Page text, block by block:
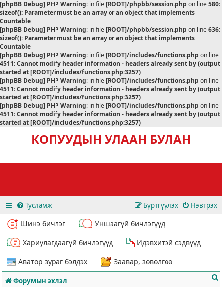
[phpBB Debug] PHP Warning: in file[ROOT]/phpbb/session.php on line580:
sizeof(): Parameter must be an array or an object that implements
Countable
[phpBB Debug] PHP Warning: in file[ROOT]/phpbb/session.php on line636:
sizeof(): Parameter must be an array or an object that implements
Countable
[phpBB Debug] PHP Warning: in file[ROOT]/includes/functions.php on line
4511:Cannot modify header information - headers already sent by (output
started at [ROOT]/includes/functions.php:3257)
[phpBB Debug] PHP Warning: in file[ROOT]/includes/functions.php on line
4511:Cannot modify header information - headers already sent by (output
started at [ROOT]/includes/functions.php:3257)
[phpBB Debug] PHP Warning: in file[ROOT]/includes/functions.php on line
4511:Cannot modify header information - headers already sent by (output
started at [ROOT]/includes/functions.php:3257)
КОПУУДЫН УЛААН БУЛАН
Тусламж Нэвтрэх
Бүртгүүлэх
Шинэ бичлэг
Уншаагүй бичлэгүүд
Хариулагдаагүй бичлэгүүд
Идэвхитэй сэдвүүд
Аватор зураг бэлдэх
Заавар, зөвөлгөө
Форумын эхлэл